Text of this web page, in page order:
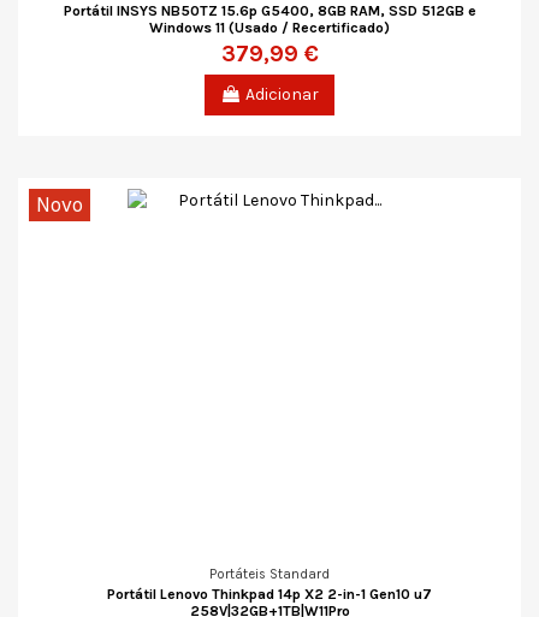
Portátil INSYS NB50TZ 15.6p G5400, 8GB RAM, SSD 512GB e
Windows 11 (Usado / Recertificado)
379,99 €
Adicionar
Novo
Portáteis Standard
Portátil Lenovo Thinkpad 14p X2 2-in-1 Gen10 u7
258V|32GB+1TB|W11Pro